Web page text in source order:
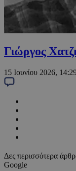
Γιώργος
15 Ιουνίου 2026,
Δες περισσότερα
Google